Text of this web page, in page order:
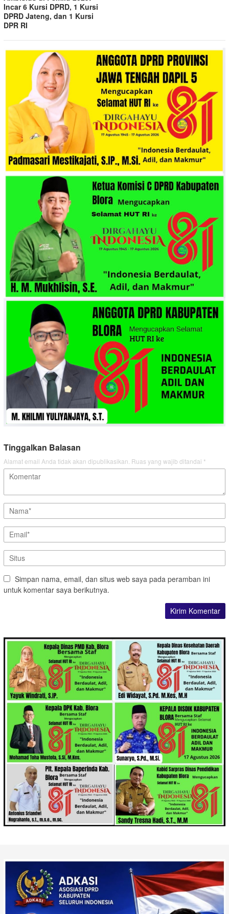
Incar 6 Kursi DPRD, 1 Kursi
DPRD Jateng, dan 1 Kursi
DPR RI
Tinggalkan Balasan
Alamat email Anda tidak akan dipublikasikan. Ruas yang wajib ditandai *
Simpan nama, email, dan situs web saya pada peramban ini
untuk komentar saya berikutnya.